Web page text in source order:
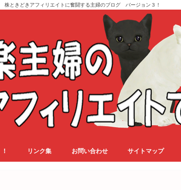
株ときどきアフィリエイトに奮闘する主婦のブログ バージョン３！
リンク集 お問い合わせ サイトマップ